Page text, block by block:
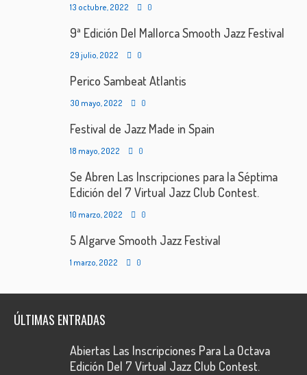
13 octubre, 2022 0
9ª Edición Del Mallorca Smooth Jazz Festival
29 julio, 2022 0
Perico Sambeat Atlantis
30 mayo, 2022 0
Festival de Jazz Made in Spain
18 mayo, 2022 0
Se Abren Las Inscripciones para la Séptima
Edición del 7 Virtual Jazz Club Contest.
10 marzo, 2022 0
5 Algarve Smooth Jazz Festival
1 marzo, 2022 0
ÚLTIMAS ENTRADAS
Abiertas Las Inscripciones Para La Octava
Edición Del 7 Virtual Jazz Club Contest.